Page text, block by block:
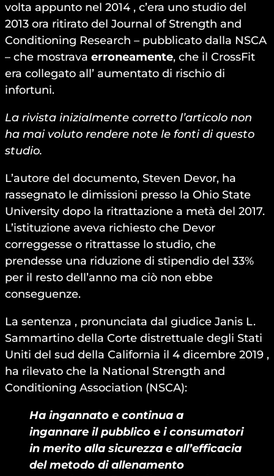
volta appunto nel 2014 , c’era uno studio del
2013 ora ritirato del Journal of Strength and
Conditioning Research – pubblicato dalla NSCA
– che mostrava erroneamente, che il CrossFit
era collegato all’ aumentato di rischio di
infortuni.
La rivista inizialmente corretto l’articolo non
ha mai voluto rendere note le fonti di questo
studio.
L’autore del documento, Steven Devor, ha
rassegnato le dimissioni presso la Ohio State
University dopo la ritrattazione a metà del 2017.
L’istituzione aveva richiesto che Devor
correggesse o ritrattasse lo studio, che
prendesse una riduzione di stipendio del 33%
per il resto dell’anno ma ciò non ebbe
conseguenze.
La sentenza , pronunciata dal giudice Janis L.
Sammartino della Corte distrettuale degli Stati
Uniti del sud della California il 4 dicembre 2019 ,
ha rilevato che la National Strength and
Conditioning Association (NSCA):
Ha ingannato e continua a
ingannare il pubblico e i consumatori
in merito alla sicurezza e all’efficacia
del metodo di allenamento